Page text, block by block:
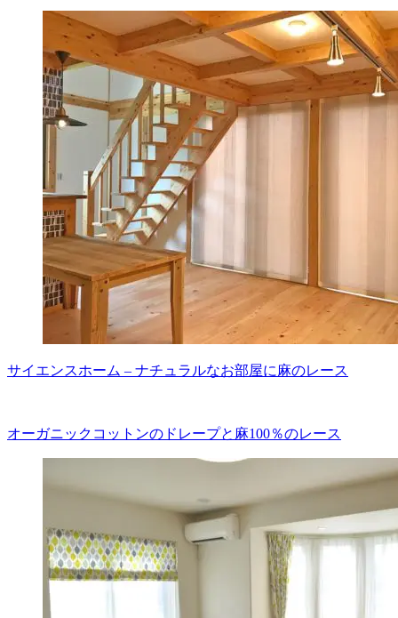
サイエンスホーム – ナチュラルなお部屋に麻のレース
オーガニックコットンのドレープと麻100％のレース